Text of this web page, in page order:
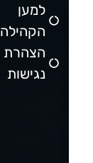
למען
הקהילה
הצהרת
נגישות